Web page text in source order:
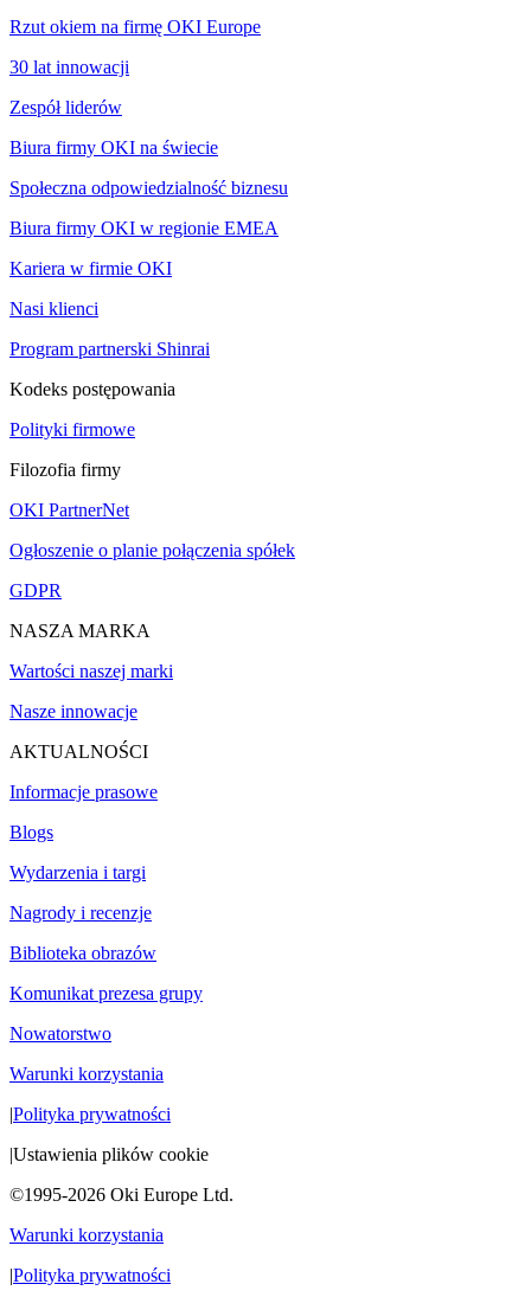
Rzut okiem na firmę OKI Europe
30 lat innowacji
Zespół liderów
Biura firmy OKI na świecie
Społeczna odpowiedzialność biznesu
Biura firmy OKI w regionie EMEA
Kariera w firmie OKI
Nasi klienci
Program partnerski Shinrai
Kodeks postępowania
Polityki firmowe
Filozofia firmy
OKI PartnerNet
Ogłoszenie o planie połączenia spółek
GDPR
NASZA MARKA
Wartości naszej marki
Nasze innowacje
AKTUALNOŚCI
Informacje prasowe
Blogs
Wydarzenia i targi
Nagrody i recenzje
Biblioteka obrazów
Komunikat prezesa grupy
Nowatorstwo
Warunki korzystania
|Polityka prywatności
|Ustawienia plików cookie
©1995-2026 Oki Europe Ltd.
Warunki korzystania
|Polityka prywatności